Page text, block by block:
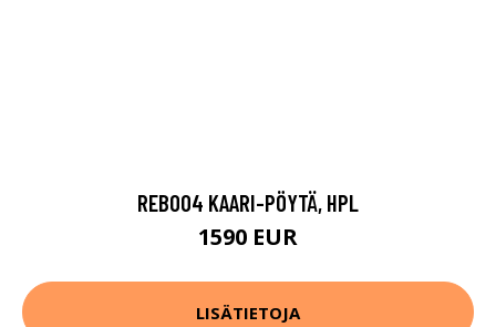
REB004 KAARI-PÖYTÄ, HPL
1590 EUR
LISÄTIETOJA